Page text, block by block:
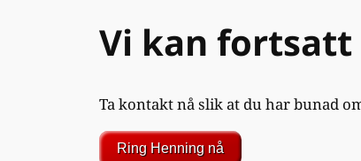
Vi kan fortsatt
Ta kontakt nå slik at du har bunad
Ring Henning nå